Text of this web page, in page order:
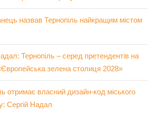
назвав Тернопіль найкращим містом
Тернопіль – серед претендентів на
зелена столиця 2028»
отримає власний дизайн-код міського
Сергій Надал